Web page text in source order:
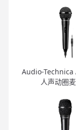
Audio-Technica
人声动圈